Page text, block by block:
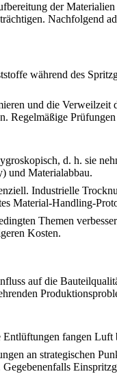
der
Nachfolgend
während des
und die
Regelmäßige
d. h. sie
und Materialabbau.
Industrielle
Material-Handling-
Themen
Kosten.
auf die
Entlüftungen fangen
an strategischen
Gegebenenfalls